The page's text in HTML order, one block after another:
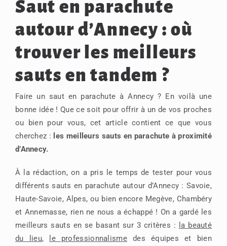
Saut en parachute
autour d’Annecy : où
trouver les meilleurs
sauts en tandem ?
Faire un saut en parachute à Annecy ? En voilà une
bonne idée ! Que ce soit pour offrir à un de vos proches
ou bien pour vous, cet article contient ce que vous
cherchez : les meilleurs sauts en parachute à proximité
d’Annecy.
À la rédaction, on a pris le temps de tester pour vous
différents sauts en parachute autour d’Annecy : Savoie,
Haute-Savoie, Alpes, ou bien encore Megève, Chambéry
et Annemasse, rien ne nous a échappé ! On a gardé les
meilleurs sauts en se basant sur 3 critères :
la beauté
du lieu, le professionnalismedes équipes et bien